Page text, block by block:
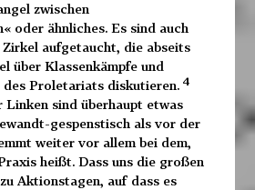
zwischen
oder ähnliches. Es sind auch
Zirkel aufgetaucht, die abseits
über Klassenkämpfe und
des Proletariats diskutieren. 4
Linken sind überhaupt etwas
gespenstisch als vor der
weiter vor allem bei dem,
heißt. Dass uns die großen
Aktionstagen, auf dass es